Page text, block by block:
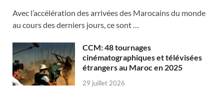
Avec l’accélération des arrivées des Marocains du monde
au cours des derniers jours, ce sont …
CCM: 48 tournages
cinématographiques et télévisées
étrangers au Maroc en 2025
29 juillet 2026